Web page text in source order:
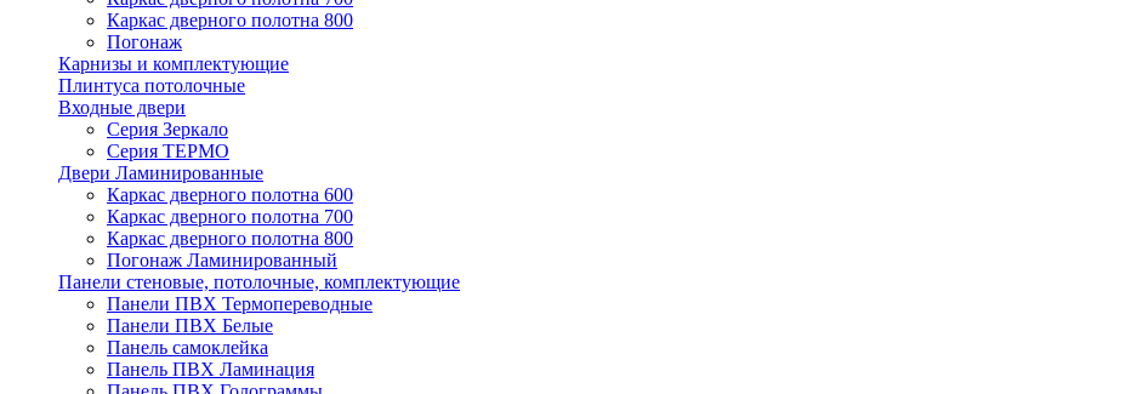
Каркас дверного полотна 800
Погонаж
Карнизы и комплектующие
Плинтуса потолочные
Входные двери
Серия Зеркало
Серия ТЕРМО
Двери Ламинированные
Каркас дверного полотна 600
Каркас дверного полотна 700
Каркас дверного полотна 800
Погонаж Ламинированный
Панели стеновые, потолочные, комплектующие
Панели ПВХ Термопереводные
Панели ПВХ Белые
Панель самоклейка
Панель ПВХ Ламинация